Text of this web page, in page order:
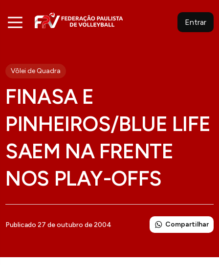
Entrar
Vôlei de Quadra
FINASA E
PINHEIROS/BLUE LIFE
SAEM NA FRENTE
NOS PLAY-OFFS
Publicado 27 de outubro de 2004 Compartilhar